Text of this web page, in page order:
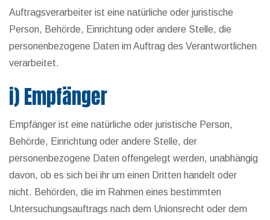
Auftragsverarbeiter ist eine natürliche oder juristische
Person, Behörde, Einrichtung oder andere Stelle, die
personenbezogene Daten im Auftrag des Verantwortlichen
verarbeitet.
i) Empfänger
Empfänger ist eine natürliche oder juristische Person,
Behörde, Einrichtung oder andere Stelle, der
personenbezogene Daten offengelegt werden, unabhängig
davon, ob es sich bei ihr um einen Dritten handelt oder
nicht. Behörden, die im Rahmen eines bestimmten
Untersuchungsauftrags nach dem Unionsrecht oder dem